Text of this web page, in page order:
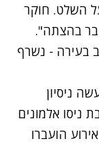
השלט. חוקר
בהצתה".
בעירה - נשרף
ניסיון
ניסו אלמונים
הועברו